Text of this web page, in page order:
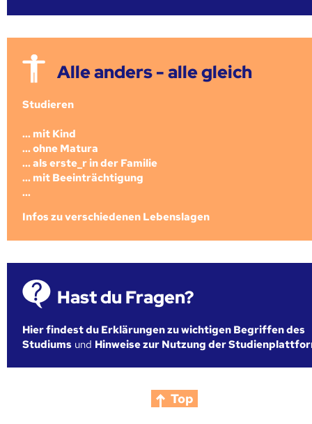
Alle anders - alle gleich
Studieren
... mit Kind
... ohne Matura
... als erste_r in der Familie
... mit Beeinträchtigung
...
Infos zu verschiedenen Lebenslagen
Hast du Fragen?
Hier findest du Erklärungen zu wichtigen Begriffen des
Studiums und Hinweise zur Nutzung der
Top